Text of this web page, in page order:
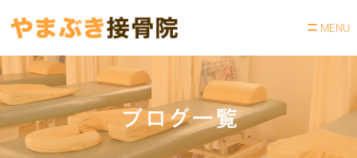
ブログ一覧